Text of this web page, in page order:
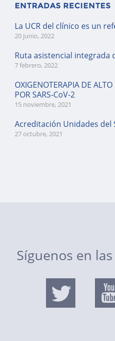
ENTRADAS RECIENTES
La UCR del clínico es un
20 junio, 2022
Ruta asistencial integrada
7 febrero, 2022
OXIGENOTERAPIA DE
POR SARS-CoV-2
15 noviembre, 2021
Acreditación Unidades del
27 octubre, 2021
Síguenos en